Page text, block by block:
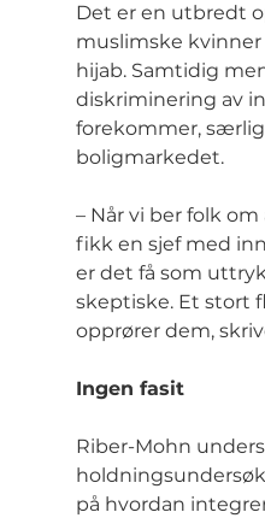
Det er en utbredt
muslimske
hijab. Samtidig
diskriminering av
forekommer,
boligmarkedet.
– Når vi ber folk
fikk en sjef med
er det få som
skeptiske. Et stort
opprører dem,
Ingen fasit
Riber-Mohn
på hvordan